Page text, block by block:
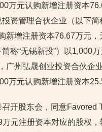
万元认购新增注册资本
资管理合伙企业（以下简
新增注册资本76.67万元，
称“无锡新投”）以1,000
广州弘晟创业投资合伙企
万元认购新增注册资本
召开股东会，同意Favored
元注册资本对应的股权，